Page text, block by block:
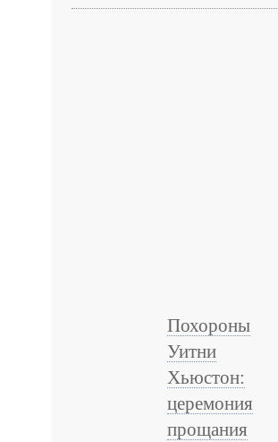
Похороны
Уитни
Хьюстон:
церемония
прощания